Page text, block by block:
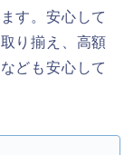
す。安心して
り揃え、高額
ども安心して